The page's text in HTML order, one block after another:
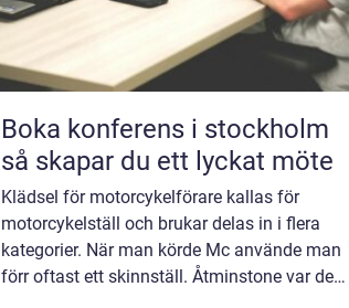
Boka konferens i stockholm
så skapar du ett lyckat möte
Klädsel för motorcykelförare kallas för
motorcykelställ och brukar delas in i flera
kategorier. När man körde Mc använde man
förr oftast ett skinnställ. Åtminstone var det